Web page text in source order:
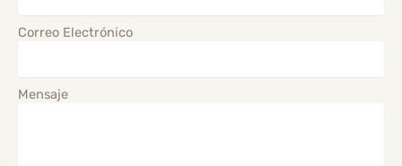
Correo Electrónico
Mensaje